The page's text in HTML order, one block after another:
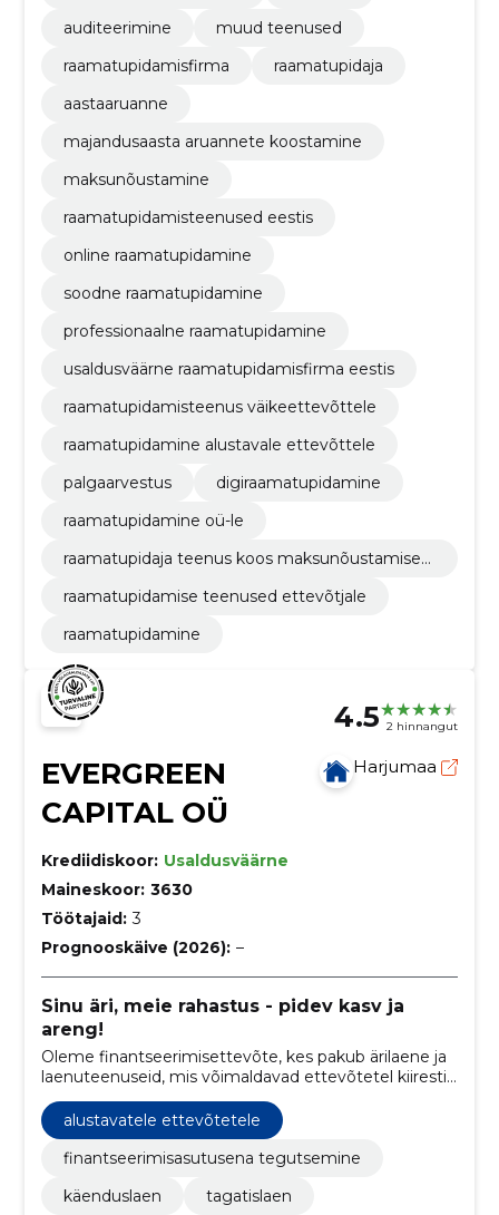
auditeerimine
muud teenused
raamatupidamisfirma
raamatupidaja
aastaaruanne
majandusaasta aruannete koostamine
maksunõustamine
raamatupidamisteenused eestis
online raamatupidamine
soodne raamatupidamine
professionaalne raamatupidamine
usaldusväärne raamatupidamisfirma eestis
raamatupidamisteenus väikeettevõttele
raamatupidamine alustavale ettevõttele
palgaarvestus
digiraamatupidamine
raamatupidamine oü-le
raamatupidaja teenus koos maksunõustamiseg
raamatupidamise teenused ettevõtjale
raamatupidamine
4.5 2 hinnangut
EVERGREEN
CAPITAL OÜ
Harjumaa
Krediidiskoor: Usaldusväärne
Maineskoor: 3630
Töötajaid: 3
Prognooskäive (2026): –
Sinu äri, meie rahastus - pidev kasv ja
areng!
Oleme finantseerimisettevõte, kes pakub ärilaene ja
laenuteenuseid, mis võimaldavad ettevõtetel kiiresti
kasvada ja investeerida.
alustavatele ettevõtetele
finantseerimisasutusena tegutsemine
käenduslaen
tagatislaen